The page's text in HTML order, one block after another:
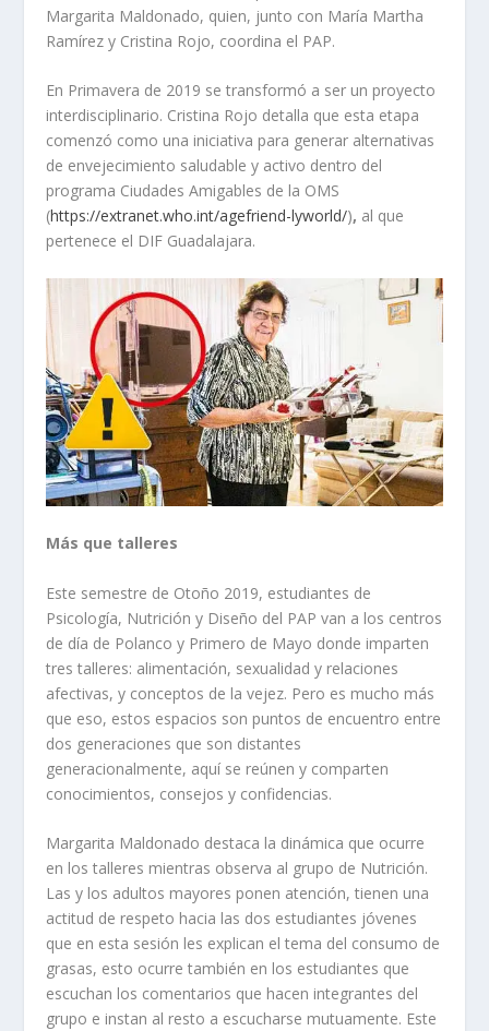
Margarita Maldonado, quien, junto con María Martha
Ramírez y Cristina Rojo, coordina el PAP.
En Primavera de 2019 se transformó a ser un proyecto
interdisciplinario. Cristina Rojo detalla que esta etapa
comenzó como una iniciativa para generar alternativas
de envejecimiento saludable y activo dentro del
programa Ciudades Amigables de la OMS
(https://extranet.who.int/agefriend-lyworld/), al que
pertenece el DIF Guadalajara.
Más que talleres
Este semestre de Otoño 2019, estudiantes de
Psicología, Nutrición y Diseño del PAP van a los centros
de día de Polanco y Primero de Mayo donde imparten
tres talleres: alimentación, sexualidad y relaciones
afectivas, y conceptos de la vejez. Pero es mucho más
que eso, estos espacios son puntos de encuentro entre
dos generaciones que son distantes
generacionalmente, aquí se reúnen y comparten
conocimientos, consejos y confidencias.
Margarita Maldonado destaca la dinámica que ocurre
en los talleres mientras observa al grupo de Nutrición.
Las y los adultos mayores ponen atención, tienen una
actitud de respeto hacia las dos estudiantes jóvenes
que en esta sesión les explican el tema del consumo de
grasas, esto ocurre también en los estudiantes que
escuchan los comentarios que hacen integrantes del
grupo e instan al resto a escucharse mutuamente. Este